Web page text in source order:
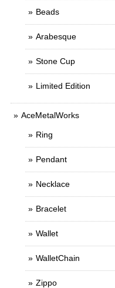
Beads
Arabesque
Stone Cup
Limited Edition
AceMetalWorks
Ring
Pendant
Necklace
Bracelet
Wallet
WalletChain
Zippo